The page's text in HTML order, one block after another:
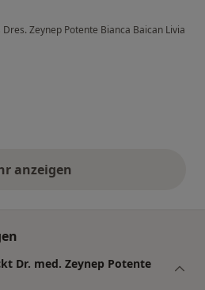
Zeynep Potente Bianca Baican Livia
anzeigen
obige Stellungnahmen
Dr. med. Zeynep Potente